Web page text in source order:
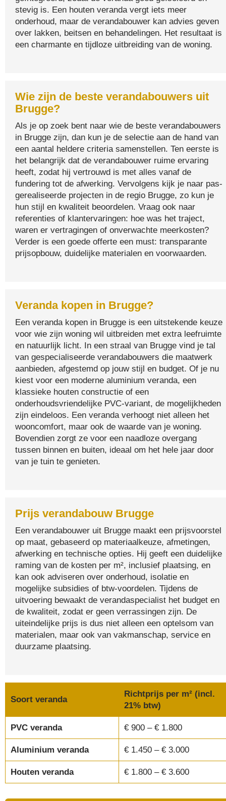
stevig is. Een houten veranda vergt iets meer
onderhoud, maar de verandabouwer kan advies geven
over lakken, beitsen en behandelingen. Het resultaat is
een charmante en tijdloze uitbreiding van de woning.
Wie zijn de beste verandabouwers uit
Brugge?
Als je op zoek bent naar wie de beste verandabouwers
in Brugge zijn, dan kun je de selectie aan de hand van
een aantal heldere criteria samenstellen. Ten eerste is
het belangrijk dat de verandabouwer ruime ervaring
heeft, zodat hij vertrouwd is met alles vanaf de
fundering tot de afwerking. Vervolgens kijk je naar pas­
gerealiseerde projecten in de regio Brugge, zo kun je
hun stijl en kwaliteit beoordelen. Vraag ook naar
referenties of klant­ervaringen: hoe was het traject,
waren er vertragingen of onverwachte meerkosten?
Verder is een goede offerte een must: transparante
prijsopbouw, duidelijke materialen en voorwaarden.
Veranda kopen in Brugge?
Een veranda kopen in Brugge is een uitstekende keuze
voor wie zijn woning wil uitbreiden met extra leefruimte
en natuurlijk licht. In een straal van Brugge vind je tal
van gespecialiseerde veranda­bouwers die maatwerk
aanbieden, afgestemd op jouw stijl en budget. Of je nu
kiest voor een moderne aluminium veranda, een
klassieke houten constructie of een
onderhoudsvriendelijke PVC-variant, de mogelijkheden
zijn eindeloos. Een veranda verhoogt niet alleen het
wooncomfort, maar ook de waarde van je woning.
Bovendien zorgt ze voor een naadloze overgang
tussen binnen en buiten, ideaal om het hele jaar door
van je tuin te genieten.
Prijs verandabouw Brugge
Een verandabouwer uit Brugge maakt een prijsvoorstel
op maat, gebaseerd op materiaalkeuze, afmetingen,
afwerking en technische opties. Hij geeft een duidelijke
raming van de kosten per m², inclusief plaatsing, en
kan ook adviseren over onderhoud, isolatie en
mogelijke subsidies of btw-voordelen. Tijdens de
uitvoering bewaakt de verandaspecialist het budget en
de kwaliteit, zodat er geen verrassingen zijn. De
uiteindelijke prijs is dus niet alleen een optelsom van
materialen, maar ook van vakmanschap, service en
duurzame plaatsing.
Soort veranda
Richtprijs per m² (incl.
21% btw)
PVC veranda € 900 – € 1.800
Aluminium veranda € 1.450 – € 3.000
Houten veranda € 1.800 – € 3.600